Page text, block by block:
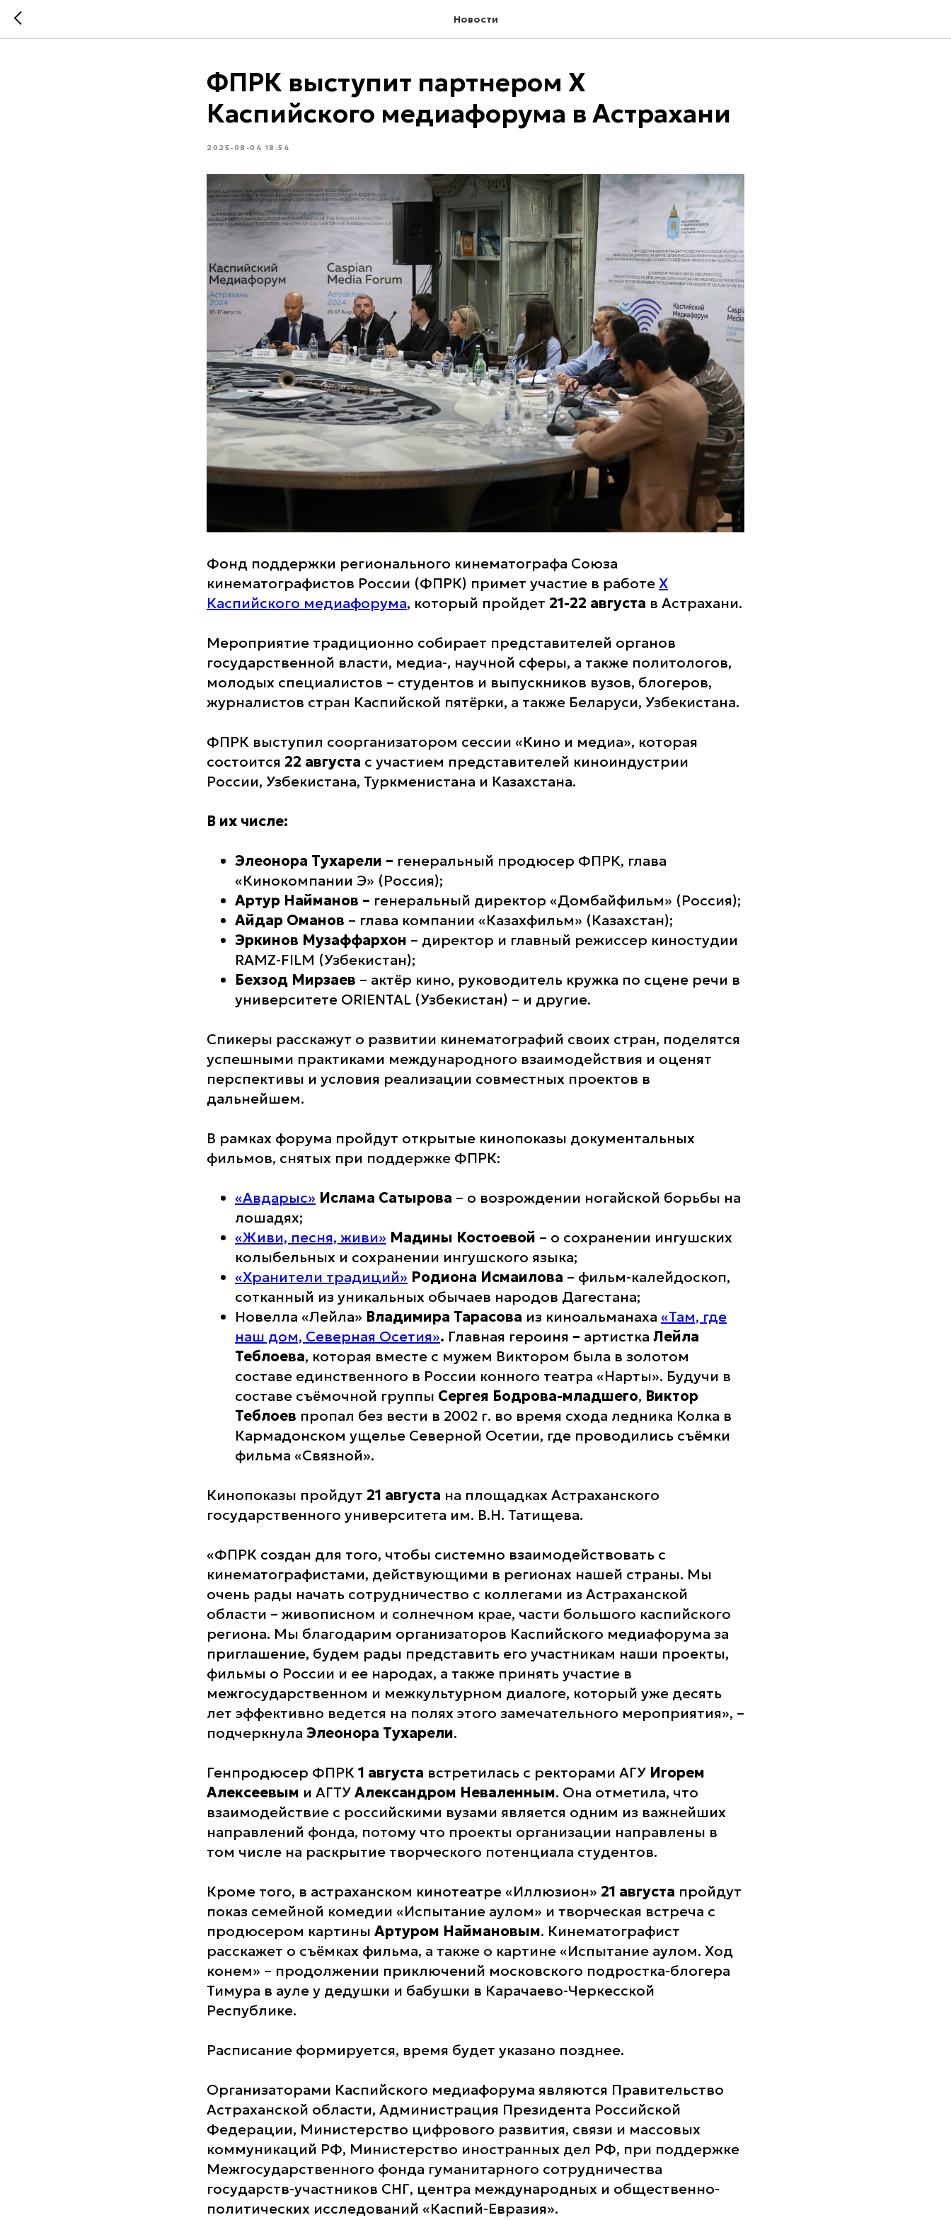
Новости
ФПРК выступит партнером Х
Каспийского медиафорума в Астрахани
2025-08-04 18:54
Фонд поддержки регионального кинематографа Союза
кинематографистов России (ФПРК) примет участие в работеХ
Каспийского медиафорума, который пройдет 21-22 августа в Астрахани.
Мероприятие традиционно собирает представителей органов
государственной власти, медиа-, научной сферы, а также политологов,
молодых специалистов – студентов и выпускников вузов, блогеров,
журналистов стран Каспийской пятёрки, а также Беларуси, Узбекистана.
ФПРК выступил соорганизатором сессии «Кино и медиа», которая
состоится 22 августа с участием представителей киноиндустрии
России, Узбекистана, Туркменистана и Казахстана.
В их числе:
Элеонора Тухарели – генеральный продюсер ФПРК, глава
«Кинокомпании Э» (Россия);
Артур Найманов – генеральный директор «Домбайфильм» (Россия);
Айдар Оманов – глава компании «Казахфильм» (Казахстан);
Эркинов Музаффархон – директор и главный режиссер киностудии
RAMZ-FILM (Узбекистан);
Бехзод Мирзаев – актёр кино, руководитель кружка по сцене речи в
университете ORIENTAL (Узбекистан) – и другие.
Спикеры расскажут о развитии кинематографий своих стран, поделятся
успешными практиками международного взаимодействия и оценят
перспективы и условия реализации совместных проектов в
дальнейшем.
В рамках форума пройдут открытые кинопоказы документальных
фильмов, снятых при поддержке ФПРК:
«Авдарыс» Ислама Сатырова – о возрождении ногайской борьбы на
лошадях;
«Живи, песня, живи» Мадины Костоевой – о сохранении ингушских
колыбельных и сохранении ингушского языка;
«Хранители традиций» Родиона Исмаилова – фильм-калейдоскоп,
сотканный из уникальных обычаев народов Дагестана;
Новелла «Лейла» Владимира Тарасова из киноальманаха «Там, где
наш дом, Северная Осетия». Главная героиня – артистка Лейла
Теблоева, которая вместе с мужем Виктором была в золотом
составе единственного в России конного театра «Нарты». Будучи в
составе съёмочной группы Сергея Бодрова-младшего, Виктор
Теблоев пропал без вести в 2002 г. во время схода ледника Колка в
Кармадонском ущелье Северной Осетии, где проводились съёмки
фильма «Связной».
Кинопоказы пройдут 21 августа на площадках Астраханского
государственного университета им. В.Н. Татищева.
«ФПРК создан для того, чтобы системно взаимодействовать с
кинематографистами, действующими в регионах нашей страны. Мы
очень рады начать сотрудничество с коллегами из Астраханской
области – живописном и солнечном крае, части большого каспийского
региона. Мы благодарим организаторов Каспийского медиафорума за
приглашение, будем рады представить его участникам наши проекты,
фильмы о России и ее народах, а также принять участие в
межгосударственном и межкультурном диалоге, который уже десять
лет эффективно ведется на полях этого замечательного мероприятия», –
подчеркнула Элеонора Тухарели.
Генпродюсер ФПРК1 августа встретилась с ректорами АГУ Игорем
Алексеевым и АГТУАлександром Неваленным. Она отметила, что
взаимодействие с российскими вузами является одним из важнейших
направлений фонда, потому что проекты организации направлены в
том числе на раскрытие творческого потенциала студентов.
Кроме того, в астраханском кинотеатре «Иллюзион» 21 августа пройдут
показ семейной комедии «Испытание аулом» и творческая встреча с
продюсером картины Артуром Наймановым. Кинематографист
расскажет о съёмках фильма, а также о картине «Испытание аулом. Ход
конем» – продолжении приключений московского подростка-блогера
Тимура в ауле у дедушки и бабушки в Карачаево-Черкесской
Республике.
Расписание формируется, время будет указано позднее.
Организаторами Каспийского медиафорума являются Правительство
Астраханской области, Администрация Президента Российской
Федерации, Министерство цифрового развития, связи и массовых
коммуникаций РФ, Министерство иностранных дел РФ, при поддержке
Межгосударственного фонда гуманитарного сотрудничества
государств-участников СНГ, центра международных и общественно-
политических исследований «Каспий-Евразия».